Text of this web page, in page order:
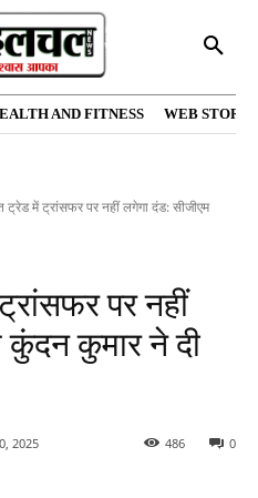
AND FITNESS WEB
ट्रेड में ट्रांसफर पर नहीं लगेगा दंड: सीजीएम
पर नहीं
कुंदन कुमार ने दी
2025 0
486